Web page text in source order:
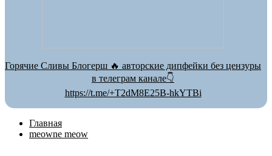
Горячие Сливы Блогерш 🔥 авторские дипфейки без цензуры
в телеграм канале👇
https://t.me/+T2dM8E25B-hkYTBi
Главная
meowne meow